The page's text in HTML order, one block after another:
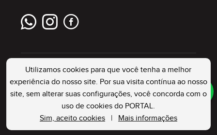
DEBERG IMÓVEIS . Creci: 23544 J . Todos os
Direitos Reservados
Utilizamos cookies para que você tenha a melhor
experiência do nosso site. Por sua visita contínua ao nosso
site, sem alterar suas configurações, você concorda com o
uso de cookies do PORTAL.
Sim, aceito cookies| Mais informações